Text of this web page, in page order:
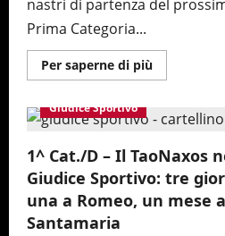
Francesco
nastri di partenza del
Prima Categoria...
Per saperne di piùMaggiori
informazioni
tecnico
dalla
per
il
TaoNaxos:
mister
1^ categoria Città di Taormina
Giudice Sportivo
1^ Cat./D – Il TaoNaxos
Giudice Sportivo: tre
una a Romeo, un mese
Santamaria